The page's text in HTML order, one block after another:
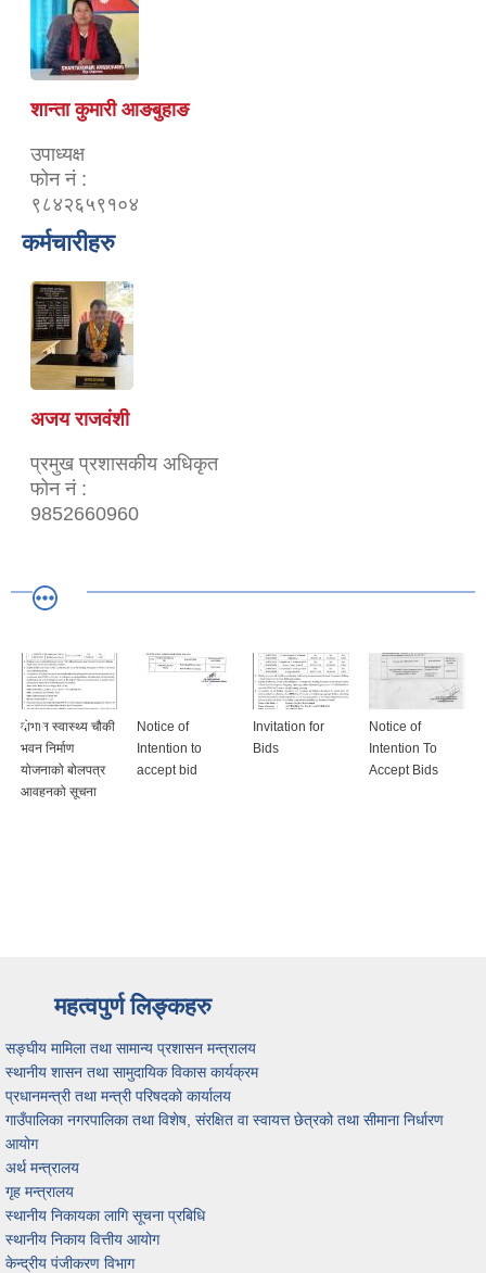
शान्ता कुमारी आङबुहाङ
उपाध्यक्ष
फोन नं :
९८४२६५९१०४
कर्मचारीहरु
अजय राजवंशी
प्रमुख प्रशासकीय अधिकृत
फोन नं :
9852660960
दोभान स्वास्थ्य चौकी
भवन निर्माण
योजनाको बोलपत्र
आवहनको सूचना
Notice of
Intention to
accept bid
Invitation for
Bids
Notice of
Intention To
Accept Bids
महत्वपुर्ण लिङ्कहरु
सङ्घीय मामिला तथा सामान्य प्रशासन मन्त्रालय
स्थानीय शासन तथा सामुदायिक विकास कार्यक्रम
प्रधानमन्त्री तथा मन्त्री परिषदको कार्यालय
गाउँपालिका नगरपालिका तथा विशेष, संरक्षित वा स्वायत्त छेत्रको तथा सीमाना निर्धारण
आयोग
अर्थ मन्त्रालय
गृह मन्त्रालय
स्थानीय निकायका लागि सूचना प्रबिधि
स्थानीय निकाय वित्तीय आयोग
केन्द्रीय पंजीकरण विभाग